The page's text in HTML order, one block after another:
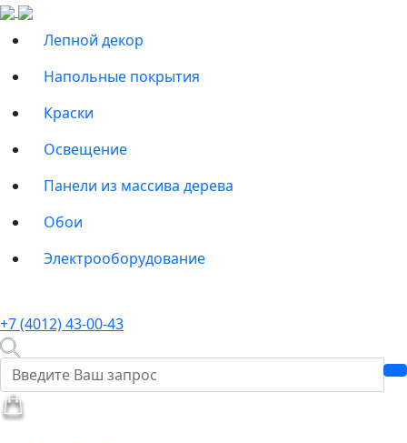
Лепной декор
Напольные покрытия
Краски
Освещение
Панели из массива дерева
Обои
Электрооборудование
+7 (4012) 43-00-43